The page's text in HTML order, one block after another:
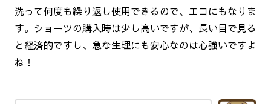
洗って何度も繰り返し使用できるので、エコにもなりま
す。ショーツの購入時は少し高いですが、長い目で見る
と経済的ですし、急な生理にも安心なのは心強いですよ
ね！